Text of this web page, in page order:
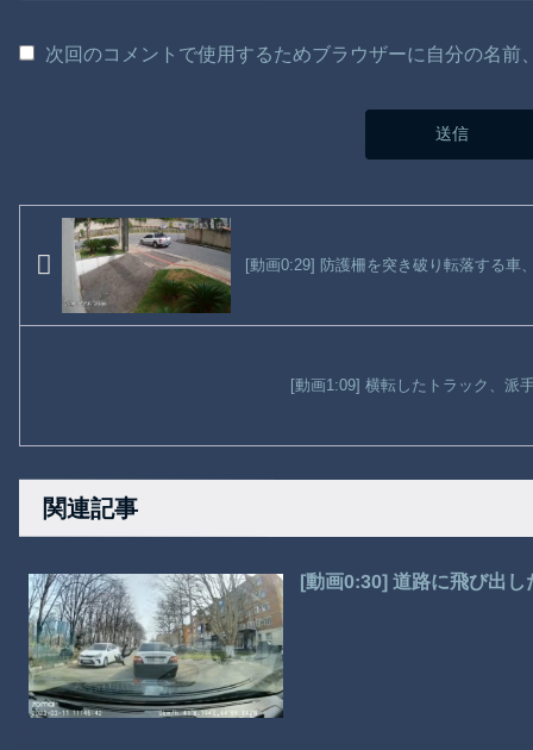
次回のコメントで使用するためブラウザーに自分の名
[動画0:29] 防護柵を突き破り転落する車
[動画1:09] 横転したトラック、派
関連記事
[動画0:30] 道路に飛び出